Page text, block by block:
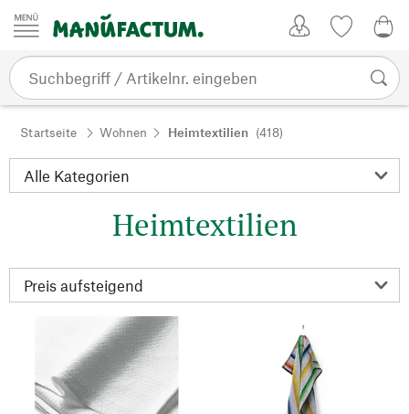
Zum Inhalt springen
Startseite Wohnen Heimtextilien (418)
Heimtextilien